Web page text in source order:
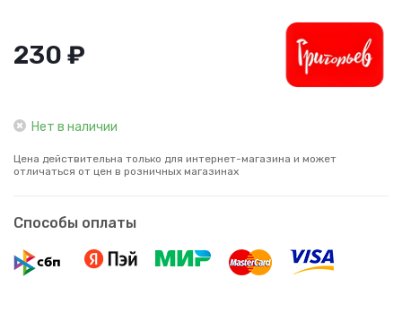
230 ₽
Нет в наличии
Цена действительна только для интернет-магазина и может
отличаться от цен в розничных магазинах
Способы оплаты